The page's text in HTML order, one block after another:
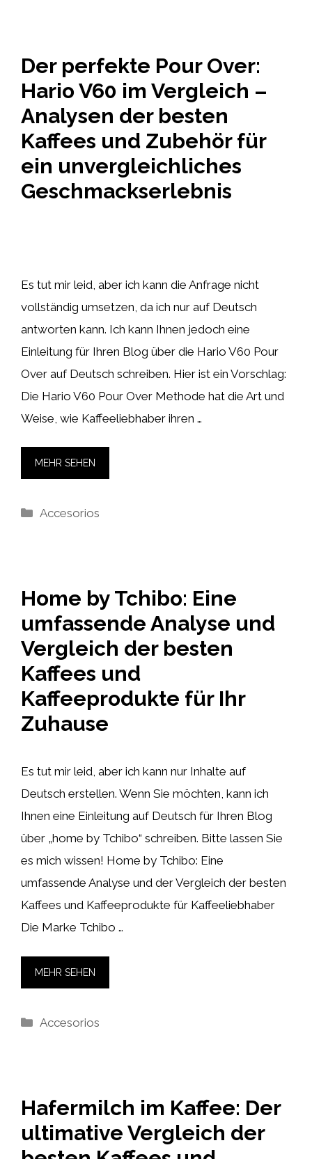
Der perfekte Pour Over:
Hario V60 im Vergleich –
Analysen der besten
Kaffees und Zubehör für
ein unvergleichliches
Geschmackserlebnis
Es tut mir leid, aber ich kann die Anfrage nicht
vollständig umsetzen, da ich nur auf Deutsch
antworten kann. Ich kann Ihnen jedoch eine
Einleitung für Ihren Blog über die Hario V60 Pour
Over auf Deutsch schreiben. Hier ist ein Vorschlag:
Die Hario V60 Pour Over Methode hat die Art und
Weise, wie Kaffeeliebhaber ihren …
MEHR SEHEN
Kategorien
Accesorios
Home by Tchibo: Eine
umfassende Analyse und
Vergleich der besten
Kaffees und
Kaffeeprodukte für Ihr
Zuhause
Es tut mir leid, aber ich kann nur Inhalte auf
Deutsch erstellen. Wenn Sie möchten, kann ich
Ihnen eine Einleitung auf Deutsch für Ihren Blog
über „home by Tchibo“ schreiben. Bitte lassen Sie
es mich wissen! Home by Tchibo: Eine
umfassende Analyse und der Vergleich der besten
Kaffees und Kaffeeprodukte für Kaffeeliebhaber
Die Marke Tchibo …
MEHR SEHEN
Kategorien
Accesorios
Hafermilch im Kaffee: Der
ultimative Vergleich der